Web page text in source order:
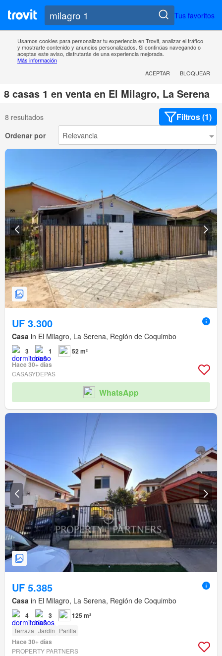
Tus favoritos
Usamos cookies para personalizar tu experiencia en Trovit, analizar el tráfico
y mostrarte contenido y anuncios personalizados. Si continúas navegando o
aceptas este aviso, disfrutarás de una experiencia mejorada.
Más información
ACEPTAR
BLOQUEAR
8 casas 1 en venta en El Milagro, La Serena
8 resultados Filtros (1)
Ordenar por
UF 3.300
Casa in El Milagro, La Serena, Región de Coquimbo
3 1
52 m²
Hace 30+ días
CASASYDEPAS
WhatsApp
UF 5.385
Casa in El Milagro, La Serena, Región de Coquimbo
4 3 125 m²
Terraza Jardín Parilla
Hace 30+ días
PROPERTY PARTNERS